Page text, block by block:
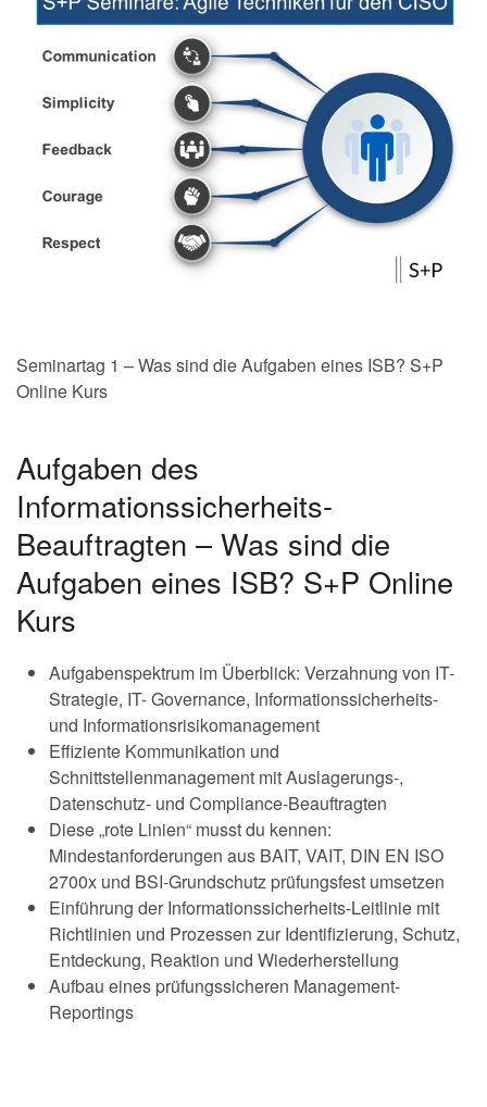
Seminartag 1 – Was sind die Aufgaben eines ISB? S+P
Online Kurs
Aufgaben des
Informationssicherheits-
Beauftragten – Was sind die
Aufgaben eines ISB? S+P Online
Kurs
Aufgabenspektrum im Überblick: Verzahnung von IT-
Strategie, IT- Governance, Informationssicherheits-
und Informationsrisikomanagement
Effiziente Kommunikation und
Schnittstellenmanagement mit Auslagerungs-,
Datenschutz- und Compliance-Beauftragten
Diese „rote Linien“ musst du kennen:
Mindestanforderungen aus BAIT, VAIT, DIN EN ISO
2700x und BSI-Grundschutz prüfungsfest umsetzen
Einführung der Informationssicherheits-Leitlinie mit
Richtlinien und Prozessen zur Identifizierung, Schutz,
Entdeckung, Reaktion und Wiederherstellung
Aufbau eines prüfungssicheren Management-
Reportings